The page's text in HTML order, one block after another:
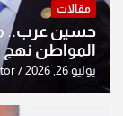
مقالات
حسين عرب.. من
المواطن نهج
يوليو 26, 2026